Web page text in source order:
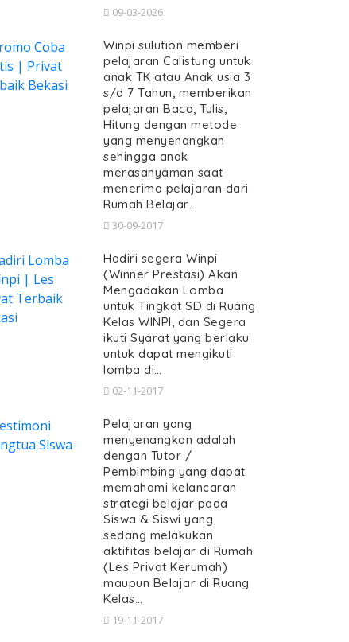
09-03-2026
Winpi sulution memberi
pelajaran Calistung untuk
anak TK atau Anak usia 3
s/d 7 Tahun, memberikan
pelajaran Baca, Tulis,
Hitung dengan metode
yang menyenangkan
sehingga anak
merasanyaman saat
menerima pelajaran dari
Rumah Belajar…
30-09-2017
Hadiri segera Winpi
(Winner Prestasi) Akan
Mengadakan Lomba
untuk Tingkat SD di Ruang
Kelas WINPI, dan Segera
ikuti Syarat yang berlaku
untuk dapat mengikuti
lomba di…
02-11-2017
Pelajaran yang
menyenangkan adalah
dengan Tutor /
Pembimbing yang dapat
memahami kelancaran
strategi belajar pada
Siswa & Siswi yang
sedang melakukan
aktifitas belajar di Rumah
(Les Privat Kerumah)
maupun Belajar di Ruang
Kelas…
19-11-2017